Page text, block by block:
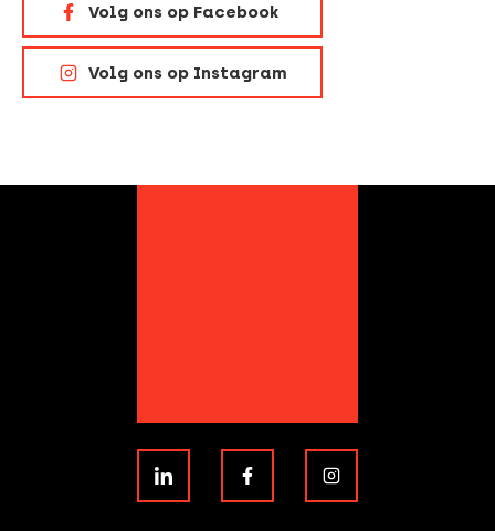
Volg ons op Facebook
Volg ons op Instagram